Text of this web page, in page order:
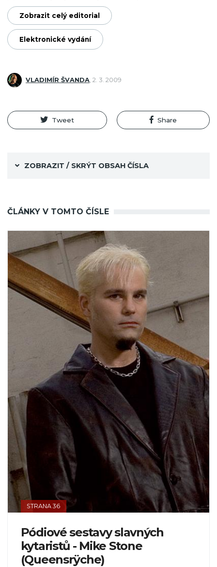
Zobrazit celý editorial
Elektronické vydání
VLADIMÍR ŠVANDA, 2. 3. 2009
Tweet Share
ZOBRAZIT / SKRÝT OBSAH ČÍSLA
ČLÁNKY V TOMTO ČÍSLE
STRANA 36
Pódiové sestavy slavných
kytaristů - Mike Stone
(Queensrÿche)